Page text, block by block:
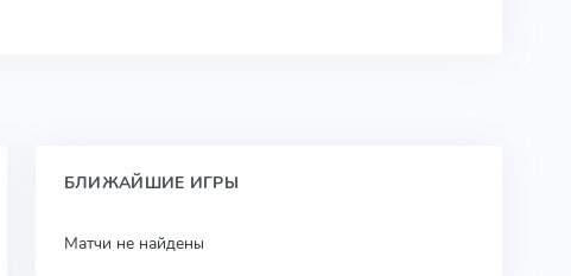
БЛИЖАЙШИЕ ИГРЫ
Матчи не найдены